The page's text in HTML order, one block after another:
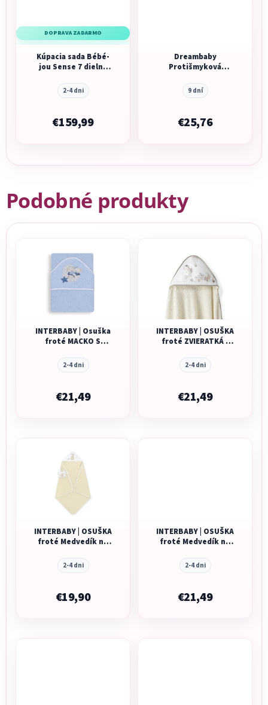
DOPRAVA ZADARMO
Kúpacia sada Bébé-
jou Sense 7 dielna
2-4 dni
€159,99
Dreambaby
Protišmyková
senzorom
9 dní
€25,76
Podobné produkty
INTERBABY | Osuška
froté MACKO S
2-4 dni
€21,49
INTERBABY | OSUŠKA
froté ZVIERATKÁ -
2-4 dni
€21,49
INTERBABY | OSUŠKA
froté Medvedík na
podbradník -
krémová
2-4 dni
€19,90
INTERBABY | OSUŠKA
froté Medvedík na
2-4 dni
€21,49